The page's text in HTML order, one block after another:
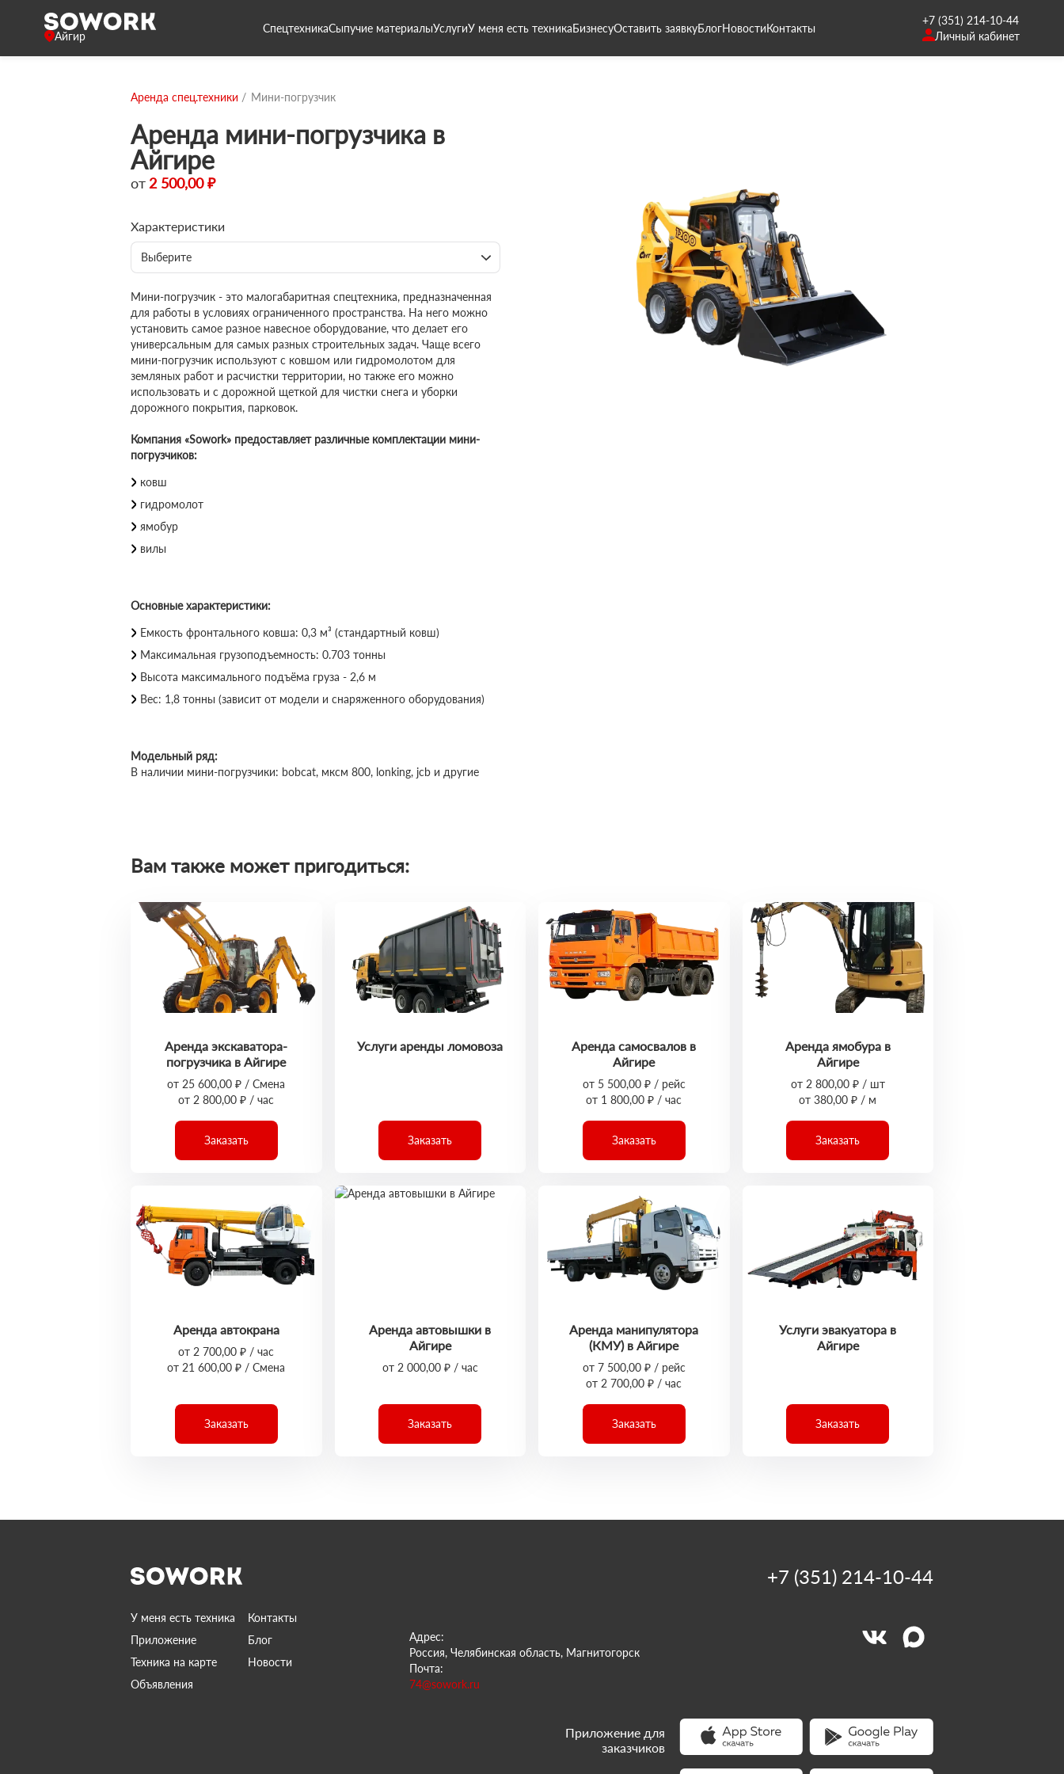
Айгир
СпецтехникаСыпучие материалыУслугиУ меня есть техникаБизнесуОставить заявкуБлогНовостиКонтакты
+7 (351) 214-10-44
Личный кабинет
Аренда спец.техники Мини-погрузчик
Аренда мини-погрузчика в
Айгире
от 2 500,00 ₽
Характеристики
Выберите
Мини-погрузчик - это малогабаритная спецтехника, предназначенная
для работы в условиях ограниченного пространства. На него можно
установить самое разное навесное оборудование, что делает его
универсальным для самых разных строительных задач. Чаще всего
мини-погрузчик используют с ковшом или гидромолотом для
земляных работ и расчистки территории, но также его можно
использовать и с дорожной щеткой для чистки снега и уборки
дорожного покрытия, парковок.
Компания «Sowork» предоставляет различные комплектации мини-
погрузчиков:
ковш
гидромолот
ямобур
вилы
Основные характеристики:
Емкость фронтального ковша: 0,3 м³ (стандартный ковш)
Максимальная грузоподъемность: 0.703 тонны
Высота максимального подъёма груза - 2,6 м
Вес: 1,8 тонны (зависит от модели и снаряженного оборудования)
Модельный ряд:
В наличии мини-погрузчики: bobcat, мксм 800, lonking, jcb и другие
Вам также может пригодиться:
Аренда экскаватора-
погрузчика в Айгире
от 25 600,00 ₽ / Смена
от 2 800,00 ₽ / час
Заказать
Услуги аренды ломовоза
Заказать
Аренда самосвалов в
Айгире
от 5 500,00 ₽ / рейс
от 1 800,00 ₽ / час
Заказать
Аренда ямобура в
Айгире
от 2 800,00 ₽ / шт
от 380,00 ₽ / м
Заказать
Аренда автокрана
от 2 700,00 ₽ / час
от 21 600,00 ₽ / Смена
Заказать
Аренда автовышки в
Айгире
от 2 000,00 ₽ / час
Заказать
Аренда манипулятора
(КМУ) в Айгире
от 7 500,00 ₽ / рейс
от 2 700,00 ₽ / час
Заказать
Услуги эвакуатора в
Айгире
Заказать
У меня есть техника
Контакты
Приложение
Блог
Техника на карте
Новости
Объявления
Адрес:
Россия, Челябинская область, Магнитогорск
Почта:
74@sowork.ru
+7 (351) 214-10-44
Приложение для
заказчиков